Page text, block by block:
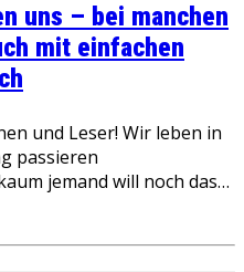
uns – bei manchen
mit einfachen
und Leser! Wir leben in
passieren
jemand will noch das…